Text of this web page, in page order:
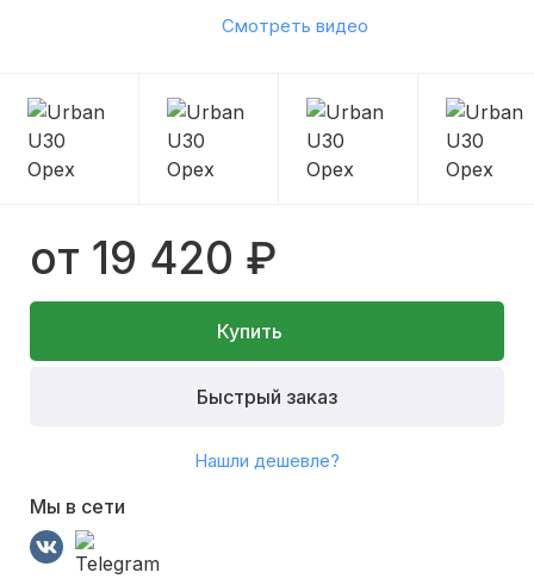
Смотреть видео
от 19 420 ₽
Купить
Быстрый заказ
Нашли дешевле?
Мы в сети